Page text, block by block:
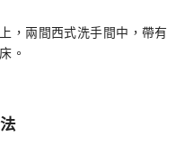
，兩間西式洗手間中，帶有
。